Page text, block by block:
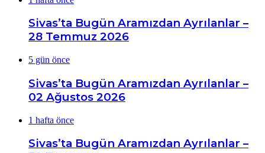
Sivas’ta Bugün Aramızdan Ayrılanlar –
28 Temmuz 2026
5 gün önce
Sivas’ta Bugün Aramızdan Ayrılanlar –
02 Ağustos 2026
1 hafta önce
Sivas’ta Bugün Aramızdan Ayrılanlar –